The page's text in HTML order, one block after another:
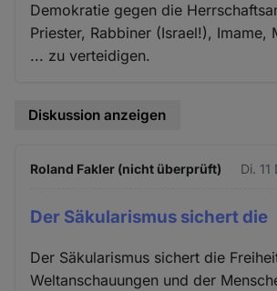
Demokratie gegen die
Priester, Rabbiner (Israel!), Imame,
... zu verteidigen.
Diskussion anzeigen
Roland Fakler (nicht überprüft) Di.
Der Säkularismus sichert die
Der Säkularismus sichert die
Weltanschauungen und der